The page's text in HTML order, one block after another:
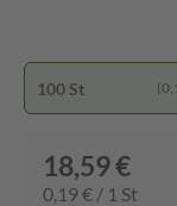
100 St
18,59 €
0,19 € / 1 St